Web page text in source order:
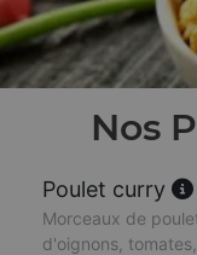
Nos
Poulet curry
Morceaux de
d'oignons,